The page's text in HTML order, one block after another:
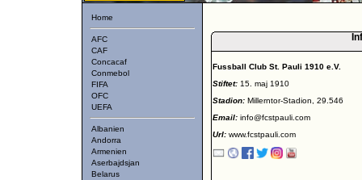
Home
AFC
CAF
Concacaf
Conmebol
FIFA
OFC
UEFA
Albanien
Andorra
Armenien
Aserbajdsjan
Belarus
Fussball Club St. Pauli 1910 e.V.
Stiftet: 15. maj 1910
Stadion: Millerntor-Stadion, 29.546
Email: info@fcstpauli.com
Url: www.fcstpauli.com